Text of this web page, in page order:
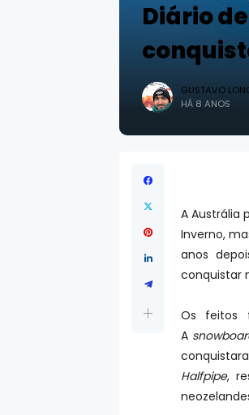
Diário
GUSTAVO
HÁ 8 ANOS
A Austrália
Inverno,
anos
conquistar
Os feitos
A
Halfpipe,